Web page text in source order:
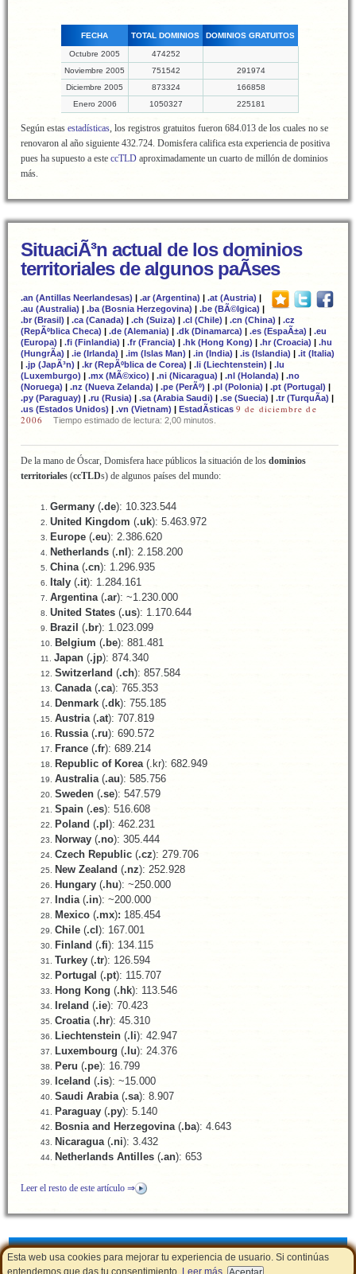
Esta web usa cookies para mejorar tu experiencia de usuario. Si continúas
entendemos que das tu consentimiento.
Leer más
FECHA TOTAL DOMINIOS DOMINIOS GRATUITOS
Octubre 2005
474252
Noviembre 2005
751542
291974
Diciembre 2005
873324
166858
Enero 2006
1050327 225181
Según estas estadísticas, los registros gratuitos fueron 684.013 de los cuales no se
renovaron al año siguiente 432.724. Domisfera califica esta experiencia de positiva
pues ha supuesto a este ccTLD aproximadamente un cuarto de millón de dominios
más.
SituaciÃ³n actual de los dominios
territoriales de algunos paÃ­ses
.an (Antillas Neerlandesas) | .ar (Argentina) | .at (Austria) |
.au (Australia) | .ba (Bosnia Herzegovina) | .be (BÃ©lgica) |
.br (Brasil) | .ca (Canada) | .ch (Suiza) | .cl (Chile) | .cn (China) | .cz
(RepÃºblica Checa) | .de (Alemania) | .dk (Dinamarca) | .es (EspaÃ±a) | .eu
(Europa) | .fi (Finlandia) | .fr (Francia) | .hk (Hong Kong) | .hr (Croacia) | .hu
(HungrÃ­a) | .ie (Irlanda) | .im (Islas Man) | .in (India) | .is (Islandia) | .it (Italia)
| .jp (JapÃ³n) | .kr (RepÃºblica de Corea) | .li (Liechtenstein) | .lu
(Luxemburgo) | .mx (MÃ©xico) | .ni (Nicaragua) | .nl (Holanda) | .no
(Noruega) | .nz (Nueva Zelanda) | .pe (PerÃº) | .pl (Polonia) | .pt (Portugal) |
.py (Paraguay) | .ru (Rusia) | .sa (Arabia Saudi) | .se (Suecia) | .tr (TurquÃ­a) |
.us (Estados Unidos) | .vn (Vietnam) | EstadÃ­sticas 9 de diciembre de
2006
Tiempo estimado de lectura: 2,00 minutos.
De la mano de Óscar, Domisfera hace públicos la situación de los dominios
territoriales (ccTLDs) de algunos países del mundo:
Germany (.de): 10.323.544
United Kingdom (.uk): 5.463.972
Europe (.eu): 2.386.620
Netherlands (.nl ): 2.158.200
China(.cn): 1.296.935
Italy (.it): 1.284.161
Argentina(.ar): ~1.230.000
United States (.us): 1.170.644
Brazil (.br): 1.023.099
Belgium (.be): 881.481
Japan (.jp): 874.340
Switzerland (.ch): 857.584
Canada(.ca): 765.353
Denmark (.dk): 755.185
Austria(.at): 707.819
Russia(.ru): 690.572
France (.fr): 689.214
Republic of Korea(.kr): 682.949
Australia(.au): 585.756
Sweden (.se): 547.579
Spain (.es): 516.608
Poland (.pl ): 462.231
Norway (.no): 305.444
Czech Republic (.cz): 279.706
New Zealand (.nz): 252.928
Hungary (.hu): ~250.000
India(.in): ~200.000
Mexico (.mx): 185.454
Chile (.cl ): 167.001
Finland (.fi): 134.115
Turkey (.tr): 126.594
Portugal (.pt): 115.707
Hong Kong (.hk): 113.546
Ireland (.ie): 70.423
Croatia(.hr): 45.310
Liechtenstein (.li): 42.947
Luxembourg (.lu): 24.376
Peru (.pe): 16.799
Iceland (.is): ~15.000
Saudi Arabia(.sa): 8.907
Paraguay (.py): 5.140
Bosnia and Herzegovina(.ba): 4.643
Nicaragua(.ni): 3.432
Netherlands Antilles (.an): 653
Leer el resto de este artículo ⇒
Cupones de descuento Aviso Legal - Política de Cookies |LSSI